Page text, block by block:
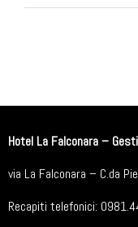
Hotel La Falconara –
via La Falconara – C.da
Recapiti telefonici: